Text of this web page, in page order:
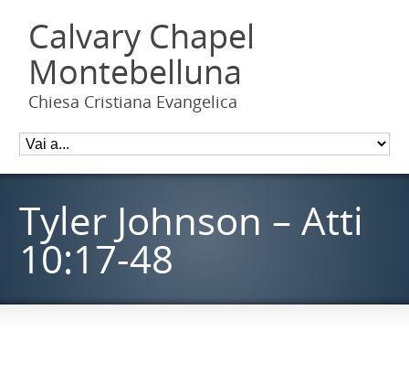
Calvary Chapel
Montebelluna
Chiesa Cristiana Evangelica
Tyler Johnson – Atti
10:17-48